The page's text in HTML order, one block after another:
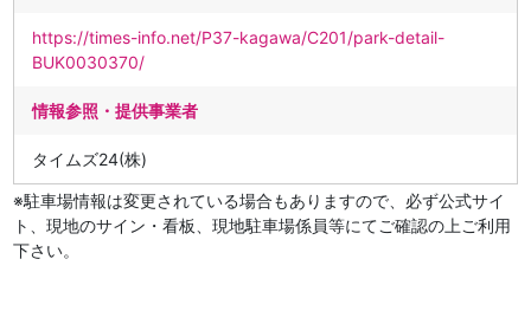
https://times-info.net/P37-kagawa/C201/park-detail-
BUK0030370/
情報参照・提供事業者
タイムズ24(株)
※駐車場情報は変更されている場合もありますので、必ず公式サイ
ト、現地のサイン・看板、現地駐車場係員等にてご確認の上ご利用
下さい。